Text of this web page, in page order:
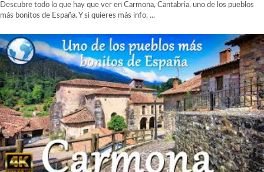
Descubre todo lo que hay que ver en Carmona, Cantabria, uno de los pueblos
más bonitos de España. Y si quieres más info, ...